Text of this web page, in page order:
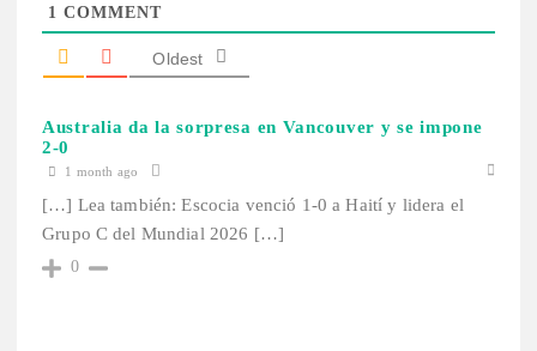
1 COMMENT
Oldest
Australia da la sorpresa en Vancouver y se impone
2-0
1 month ago
[…] Lea también: Escocia venció 1-0 a Haití y lidera el
Grupo C del Mundial 2026 […]
0